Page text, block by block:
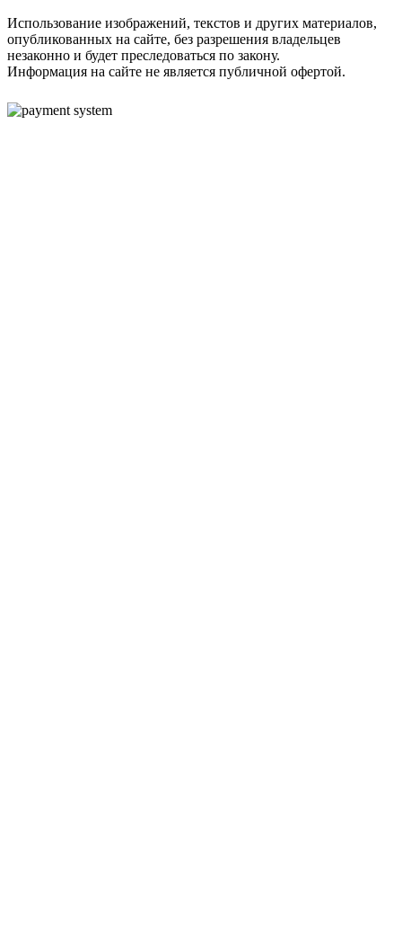
Использование изображений, текстов и других материалов,
опубликованных на сайте, без разрешения владельцев
незаконно и будет преследоваться по закону.
Информация на сайте не является публичной офертой.